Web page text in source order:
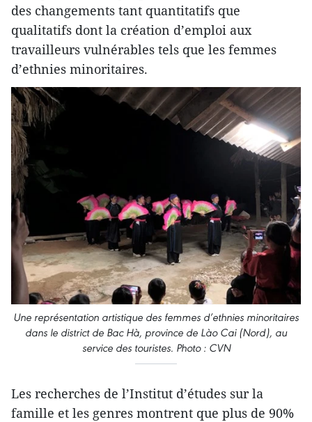
des changements tant quantitatifs que
qualitatifs dont la création d’emploi aux
travailleurs vulnérables tels que les femmes
d’ethnies minoritaires.
Une représentation artistique des femmes d’ethnies minoritaires
dans le district de Bac Hà, province de Lào Cai (Nord), au
service des touristes. Photo : CVN
Les recherches de l’Institut d’études sur la
famille et les genres montrent que plus de 90%